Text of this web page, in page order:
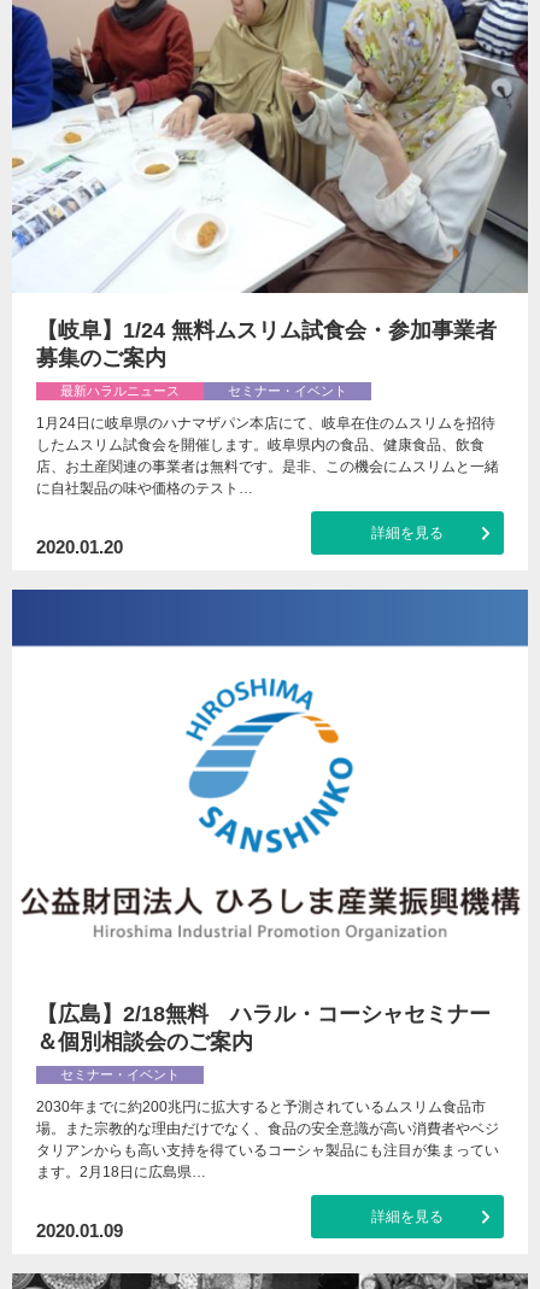
【岐阜】1/24 無料ムスリム試食会・参加事業者
募集のご案内
最新ハラルニュース セミナー・イベント
1月24日に岐阜県のハナマザパン本店にて、岐阜在住のムスリムを招待
したムスリム試食会を開催します。岐阜県内の食品、健康食品、飲食
店、お土産関連の事業者は無料です。是非、この機会にムスリムと一緒
に自社製品の味や価格のテスト…
2020.01.20
詳細を見る
【広島】2/18無料 ハラル・コーシャセミナー
＆個別相談会のご案内
セミナー・イベント
2030年までに約200兆円に拡大すると予測されているムスリム食品市
場。また宗教的な理由だけでなく、食品の安全意識が高い消費者やベジ
タリアンからも高い支持を得ているコーシャ製品にも注目が集まってい
ます。2月18日に広島県…
2020.01.09
詳細を見る